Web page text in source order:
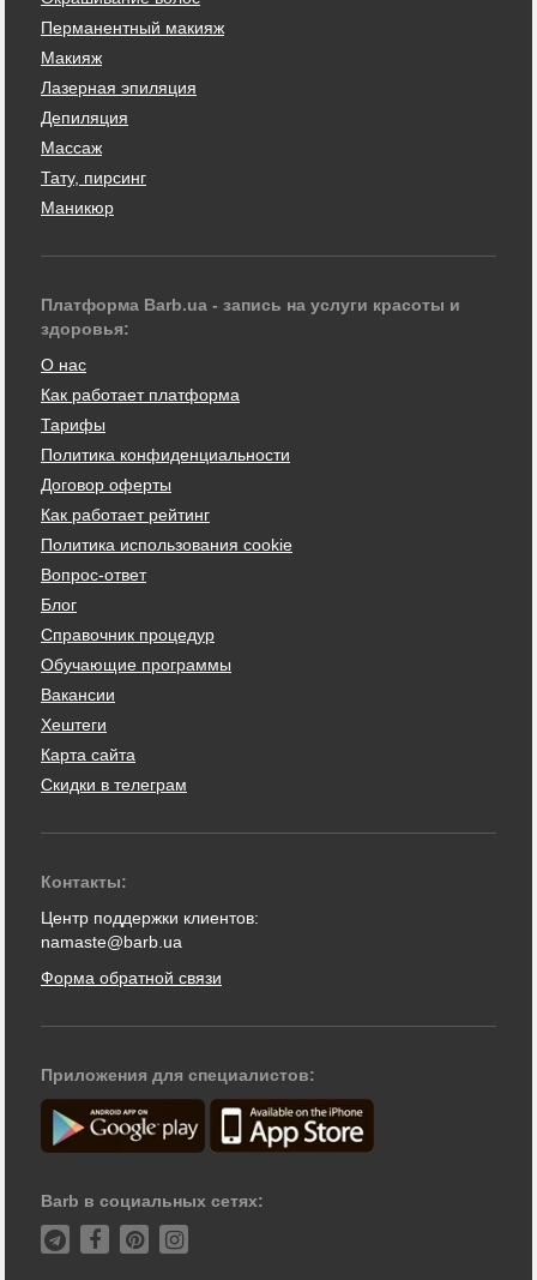
Перманентный макияж
Макияж
Лазерная эпиляция
Депиляция
Массаж
Тату, пирсинг
Маникюр
Платформа Barb.ua - запись на услуги красоты и
здоровья:
О нас
Как работает платформа
Тарифы
Политика конфиденциальности
Договор оферты
Как работает рейтинг
Политика использования cookie
Вопрос-ответ
Блог
Справочник процедур
Обучающие программы
Вакансии
Хештеги
Карта сайта
Скидки в телеграм
Контакты:
Центр поддержки клиентов:
namaste@barb.ua
Форма обратной связи
Приложения для специалистов:
Barb в социальных сетях: